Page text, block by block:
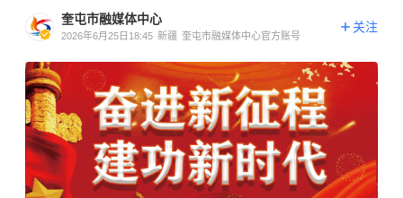
奎屯市融媒体中心
2026年6月25日18:45 新疆 奎屯市融媒体中心官方账号
关注